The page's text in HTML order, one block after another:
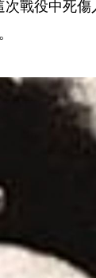
戰役中死